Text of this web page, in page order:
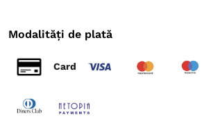
Modalități de plată
Card